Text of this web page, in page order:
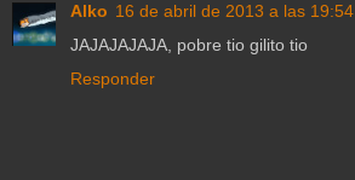
Alko 16 de abril de 2013 a las 19:54
JAJAJAJAJA, pobre tio gilito tio
Responder